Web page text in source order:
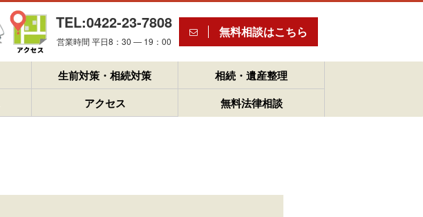
TEL:0422-23-7808
営業時間 平日8：30 ― 19：00
無料相談はこちら
生前対策・相続対策
相続・遺産整理
アクセス 無料法律相談